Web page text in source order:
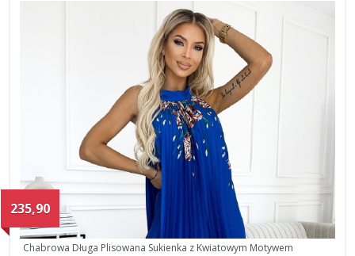
235,90
Chabrowa Długa Plisowana Sukienka z Kwiatowym Motywem